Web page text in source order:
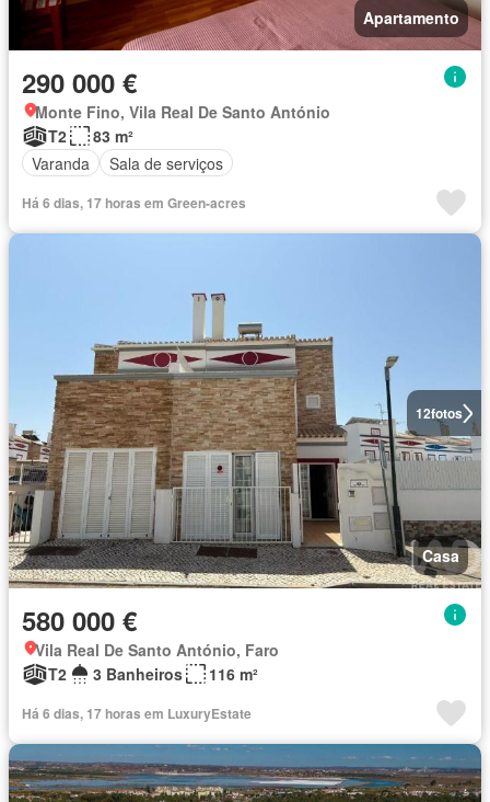
Apartamento
290 000 €
Monte Fino, Vila Real De Santo António
T2
83 m²
Varanda
Sala de serviços
Há 6 dias, 17 horas em Green-acres
12fotos
Casa
580 000 €
Vila Real De Santo António, Faro
T2
3 Banheiros 116 m²
Há 6 dias, 17 horas em LuxuryEstate